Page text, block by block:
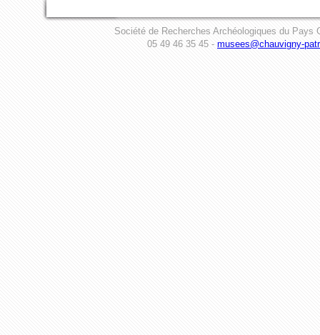
Société de Recherches Archéologiques du Pays
05 49 46 35 45 - musees@chauvigny-